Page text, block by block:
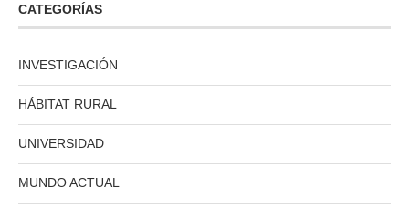
CATEGORÍAS
INVESTIGACIÓN
HÁBITAT RURAL
UNIVERSIDAD
MUNDO ACTUAL